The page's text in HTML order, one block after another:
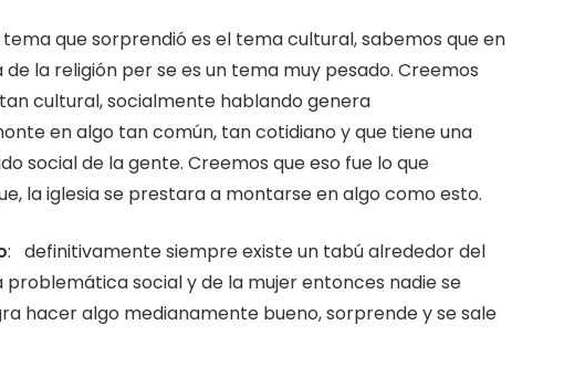
que sorprendió es el tema cultural, sabemos que en
la religión per se es un tema muy pesado. Creemos
cultural, socialmente hablando genera
en algo tan común, tan cotidiano y que tiene una
social de la gente. Creemos que eso fue lo que
la iglesia se prestara a montarse en algo como esto.
: definitivamente siempre existe un tabú alrededor del
problemática social y de la mujer entonces nadie se
hacer algo medianamente bueno, sorprende y se sale